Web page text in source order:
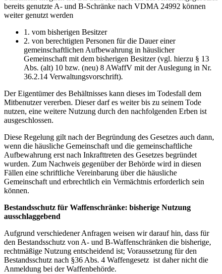
bereits genutzte A- und B-Schränke nach VDMA 24992 können
weiter genutzt werden
1. vom bisherigen Besitzer
2. von berechtigten Personen für die Dauer einer
gemeinschaftlichen Aufbewahrung in häuslicher
Gemeinschaft mit dem bisherigen Besitzer (vgl. hierzu § 13
Abs. (alt) 10 bzw. (neu) 8 AWaffV mit der Auslegung in Nr.
36.2.14 Verwaltungsvorschrift).
Der Eigentümer des Behältnisses kann dieses im Todesfall dem
Mitbenutzer vererben. Dieser darf es weiter bis zu seinem Tode
nutzen, eine weitere Nutzung durch den nachfolgenden Erben ist
ausgeschlossen.
Diese Regelung gilt nach der Begründung des Gesetzes auch dann,
wenn die häusliche Gemeinschaft und die gemeinschaftliche
Aufbewahrung erst nach Inkrafttreten des Gesetzes begründet
wurden. Zum Nachweis gegenüber der Behörde wird in diesen
Fällen eine schriftliche Vereinbarung über die häusliche
Gemeinschaft und erbrechtlich ein Vermächtnis erforderlich sein
können.
Bestandsschutz für Waffenschränke: bisherige Nutzung
ausschlaggebend
Aufgrund verschiedener Anfragen weisen wir darauf hin, dass für
den Bestandsschutz von A- und B-Waffenschränken die bisherige,
rechtmäßige Nutzung entscheidend ist; Voraussetzung für den
Bestandsschutz nach §36 Abs. 4 Waffengesetz ist daher nicht die
Anmeldung bei der Waffenbehörde.